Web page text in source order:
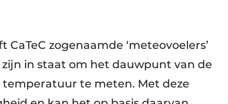
zogenaamde ‘meteovoelers’
in staat om het dauwpunt van de
te meten. Met deze